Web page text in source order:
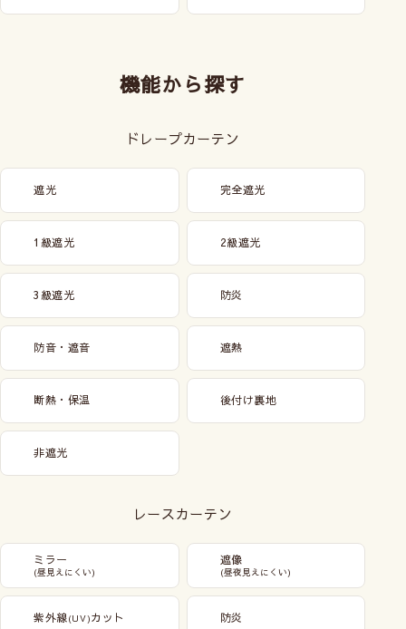
機能から探す
ドレープカーテン
遮光 完全遮光
1級遮光 2級遮光
3級遮光 防炎
防音・遮音 遮熱
断熱・保温 後付け裏地
非遮光
レースカーテン
ミラー
(昼見えにくい)
遮像
(昼夜見えにくい)
紫外線(UV)カット 防炎